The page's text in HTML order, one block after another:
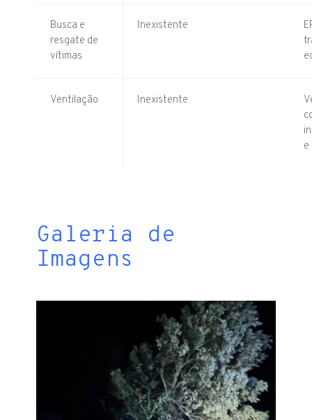
Busca e
resgate de
vítimas
Inexistente
Ventilação Inexistente
e
Galeria de
Imagens